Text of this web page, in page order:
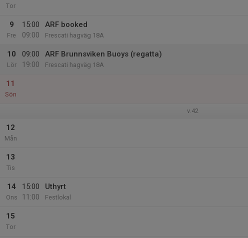
Tor
9
Fre
15:00
09:00
ARF booked
Frescati hagväg 18A
10
Lör
09:00
19:00
ARF Brunnsviken Buoys (regatta)
Frescati hagväg 18A
11
Sön
v.42
12
Mån
13
Tis
14
Ons
15:00
11:00
Uthyrt
Festlokal
15
Tor